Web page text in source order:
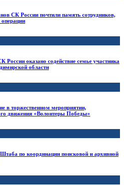
СК России почтили память сотрудников,
операции
оказано содействие семье участника
области
в торжественном мероприятии,
движения «Волонтеры Победы»
по координации поисковой и архивной